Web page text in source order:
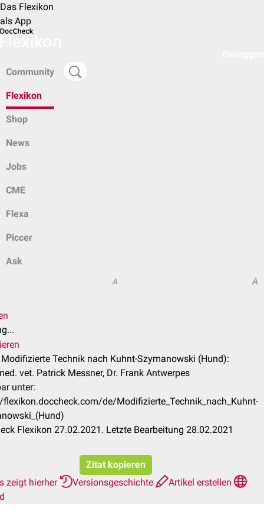
Das Flexikon
als App
Community
Flexikon
Shop
News
Jobs
CME
Flexa
Piccer
Ask
A A
Technik nach Kuhnt-Szymanowski (Hund):
vet. Patrick Messner, Dr. Frank Antwerpes
unter:
de/Modifizierte_Technik_nach_Kuhnt-
Flexikon 27.02.2021. Letzte Bearbeitung 28.02.2021
Zitat kopieren
zeigt hierher
Versionsgeschichte
Artikel erstellen